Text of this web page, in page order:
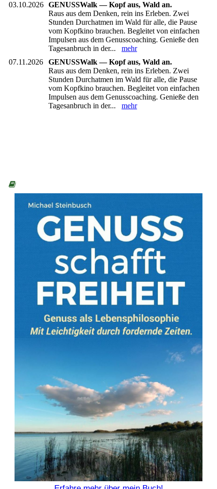
03.10.2026 GENUSSWalk — Kopf aus, Wald an.
Raus aus dem Denken, rein ins Erleben. Zwei
Stunden Durchatmen im Wald für alle, die Pause
vom Kopfkino brauchen. Begleitet von einfachen
Impulsen aus dem Genusscoaching. Genieße den
Tagesanbruch in der... mehr
07.11.2026
GENUSSWalk — Kopf aus, Wald an.
Raus aus dem Denken, rein ins Erleben. Zwei
Stunden Durchatmen im Wald für alle, die Pause
vom Kopfkino brauchen. Begleitet von einfachen
Impulsen aus dem Genusscoaching. Genieße den
Tagesanbruch in der... mehr